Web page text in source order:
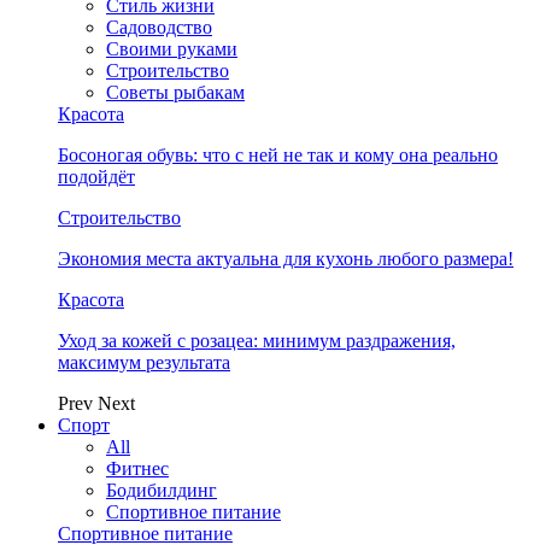
Стиль жизни
Садоводство
Своими руками
Строительство
Советы рыбакам
Красота
Босоногая обувь: что с ней не так и кому она реально
подойдёт
Строительство
Экономия места актуальна для кухонь любого размера!
Красота
Уход за кожей с розацеа: минимум раздражения,
максимум результата
Prev Next
Спорт
All
Фитнес
Бодибилдинг
Спортивное питание
Спортивное питание